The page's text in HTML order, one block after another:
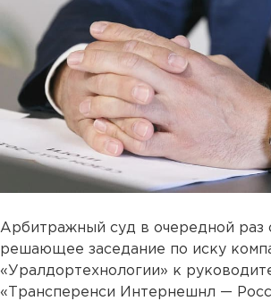
Арбитражный суд в очередной раз
решающее заседание по иску
«Уралдортехнологии» к
«Трансперенси Интернешнл —